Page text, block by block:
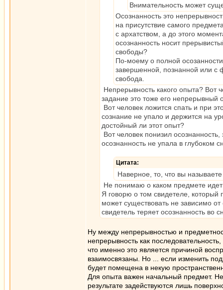
Внимательность может
Осознанность это
на присутствие самого
с архатством, а до этого
осознанность носит
свободы?
По-моему о полной
завершенной, познанной или с
свобода.
Непрерывность какого опыта? Вот
задание это тоже его непрерывный
Вот человек ложится спать и при
сознание не упало и держится на
достойный ли этот опыт?
Вот человек понизил
осознанность не упала в глубоком
Цитата:
Наверное, то, что вы
Не понимаю о каком предмете
Я говорю о том свидетеле, который
может существовать не зависимо
свидетель теряет осознанность во
Ну между непрерывностью и
непрерывность как
что именно это является причиной
взаимосвязаны. Но ... если изменить
будет помещена в некую
Для опыта важен начальный предмет.
результате задействуются лишь